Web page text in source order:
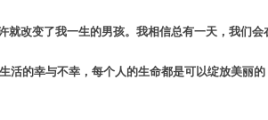
就改变了我一生的男孩。我相信总有一天，我们
活的幸与不幸，每个人的生命都是可以绽放美丽